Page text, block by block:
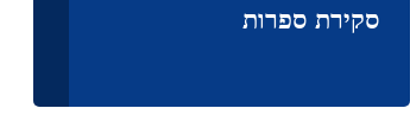
סקירת ספרות